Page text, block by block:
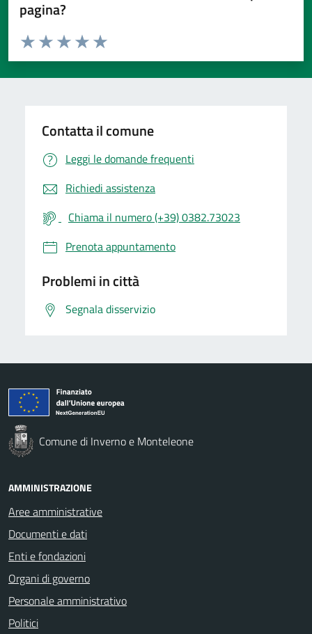
pagina?
Valuta da 1 a 5 stelle la pagina
Valuta 5 stelle su 5
Valuta 4 stelle su 5
Valuta 3 stelle su 5
Valuta 2 stelle su 5
Valuta 1 stelle su 5
Contatta il comune
Leggi le domande frequenti
Richiedi assistenza
Chiama il numero (+39) 0382.73023
Prenota appuntamento
Problemi in città
Segnala disservizio
Comune di Inverno e Monteleone
AMMINISTRAZIONE
Aree amministrative
Documenti e dati
Enti e fondazioni
Organi di governo
Personale amministrativo
Politici